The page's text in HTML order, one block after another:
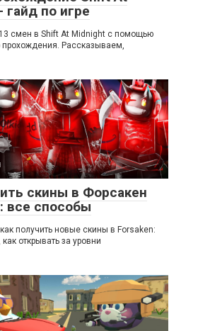
по игре
смен в Shift At Midnight с помощью
Рассказываем,
скины в Форсакен
все способы
получить новые скины в Forsaken:
открывать за уровни